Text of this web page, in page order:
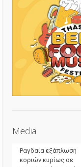
Media
Ραγδαία εξάπλωση
κοριών κυρίως σε